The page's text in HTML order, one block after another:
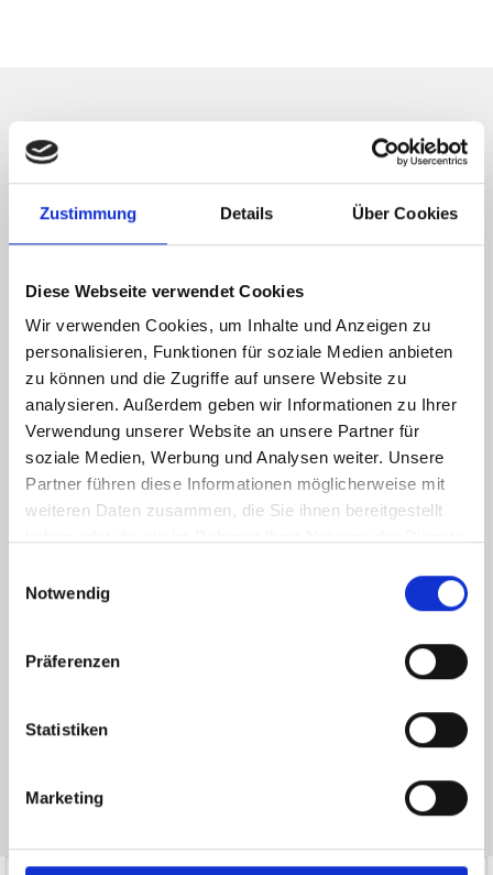
Zustimmung Details Über Cookies
Diese Webseite verwendet Cookies
Wir verwenden Cookies, um Inhalte und Anzeigen zu
personalisieren, Funktionen für soziale Medien anbieten
zu können und die Zugriffe auf unsere Website zu
analysieren. Außerdem geben wir Informationen zu Ihrer
Verwendung unserer Website an unsere Partner für
soziale Medien, Werbung und Analysen weiter. Unsere
Partner führen diese Informationen möglicherweise mit
weiteren Daten zusammen, die Sie ihnen bereitgestellt
Notwendig
Präferenzen
Statistiken
Marketing
Wir informieren Sie
automatisch über passende
neue Angebote
Ich habe die
zur Kenntnis genommen. Ich stimme
zu, dass meine Angaben und Daten zur Beantwortung meiner Anfrage
Hinweis: Sie können Ihre Einwilligung jederzeit für die Zukunft per E-Mail
* Pflichtfelder